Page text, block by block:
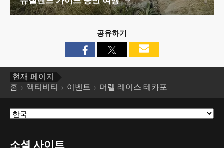
공유하기
현재 페이지
홈
액티비티 이벤트 머렐 레이스 테카포
소셜 사이트